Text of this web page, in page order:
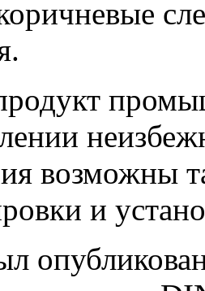
возможны
и